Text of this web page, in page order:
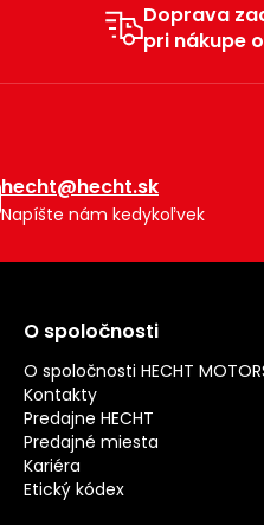
Doprava
pri nákupe
hecht@hecht.sk
Napíšte nám kedykoľvek
O spoločnosti
O spoločnosti HECHT
Kontakty
Predajne HECHT
Predajné miesta
Kariéra
Etický kódex